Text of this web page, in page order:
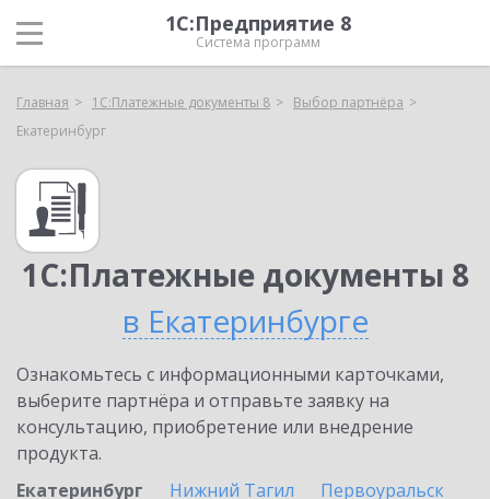
1С:Предприятие 8
Система программ
Главная 1С:Платежные документы 8
Выбор партнёра
Екатеринбург
1С:Платежные документы 8
в Екатеринбурге
Ознакомьтесь с информационными карточками,
выберите партнёра и отправьте заявку на
консультацию, приобретение или внедрение
продукта.
Екатеринбург
Нижний Тагил
Первоуральск